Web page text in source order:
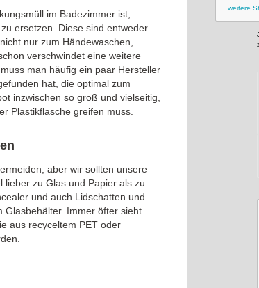
im Badezimmer ist,
ersetzen. Diese sind entweder
nur zum Händewaschen,
verschwindet eine weitere
man häufig ein paar Hersteller
hat, die optimal zum
inzwischen so groß und vielseitig,
Plastikflasche greifen muss.
aber wir sollten unsere
lieber zu Glas und Papier als zu
und auch Lidschatten und
Glasbehälter. Immer öfter sieht
aus recyceltem PET oder
weitere